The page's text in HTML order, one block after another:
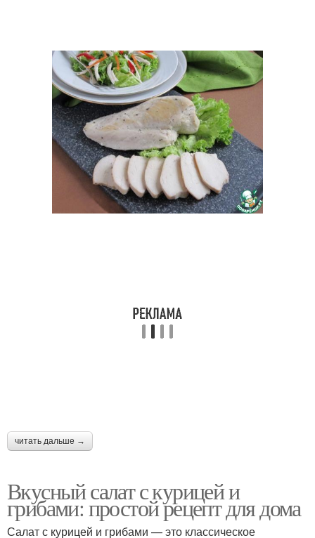
шампиньонами
Слоеный салат
Салат из жареных
шампиньонов
Салат с картофелем Салат с говядиной
Салат с лососем Салат с индейкой
читать дальше →
Вкусный салат с курицей и
грибами: простой рецепт для дома
Салат с курицей и грибами — это классическое